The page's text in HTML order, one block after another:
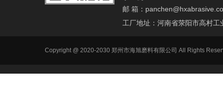
邮 箱：
工厂地址：河南省荥阳市高村工
Copyright @ 2020-2030 郑州市海旭磨料有限公司 All Rights